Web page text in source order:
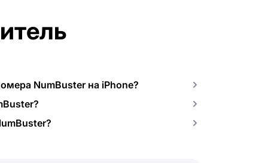
NumBuster на iPhone?